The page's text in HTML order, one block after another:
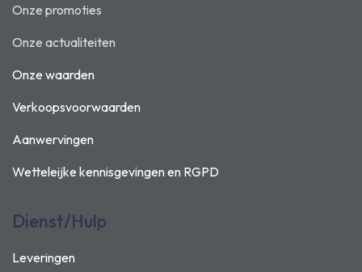
Onze promoties
Onze actualiteiten
Onze waarden
Verkoopsvoorwaarden
Aanwervingen
Wetteleijke kennisgevingen en RGPD
Dienst/Hulp
Leveringen